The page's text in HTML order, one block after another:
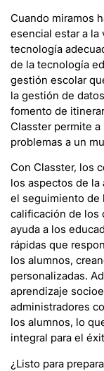
Cuando miramos
esencial estar a la
tecnología
de la tecnología
gestión escolar
la gestión de
fomento de
Classter permite
problemas a un
Con Classter, los
los aspectos de
el seguimiento de
calificación de los
ayuda a los
rápidas que
los alumnos,
personalizadas.
aprendizaje
administradores
los alumnos, lo
integral para el
¿Listo para